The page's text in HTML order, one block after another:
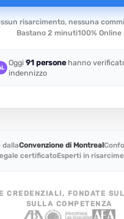
risarcimento, nessuna
Bastano 2 minuti100% Online
Oggi 91 personehanno
indennizzo
Convenzione di Montreal
certificatoEsperti in
CREDENZIALI, FONDATE
SULLA COMPETENZA